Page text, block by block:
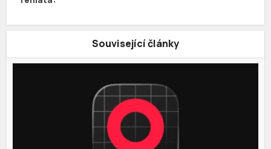
Související články